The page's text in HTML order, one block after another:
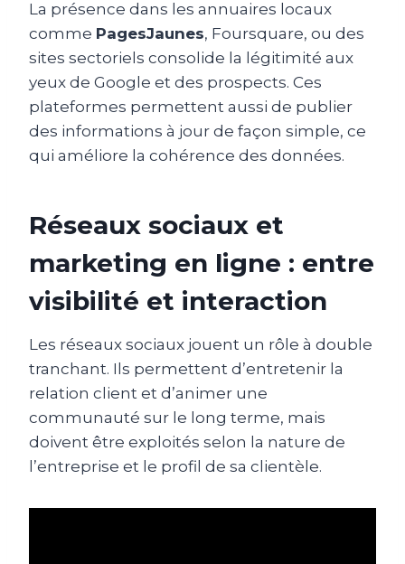
La présence dans les annuaires locaux
comme PagesJaunes, Foursquare, ou des
sites sectoriels consolide la légitimité aux
yeux de Google et des prospects. Ces
plateformes permettent aussi de publier
des informations à jour de façon simple, ce
qui améliore la cohérence des données.
Réseaux sociaux et
marketing en ligne : entre
visibilité et interaction
Les réseaux sociaux jouent un rôle à double
tranchant. Ils permettent d’entretenir la
relation client et d’animer une
communauté sur le long terme, mais
doivent être exploités selon la nature de
l’entreprise et le profil de sa clientèle.